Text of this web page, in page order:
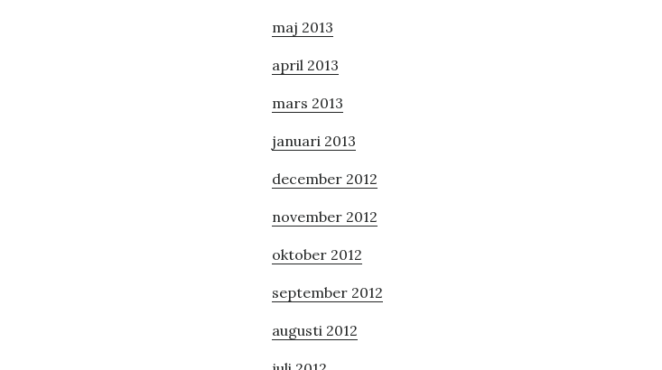
maj 2013
april 2013
mars 2013
januari 2013
december 2012
november 2012
oktober 2012
september 2012
augusti 2012